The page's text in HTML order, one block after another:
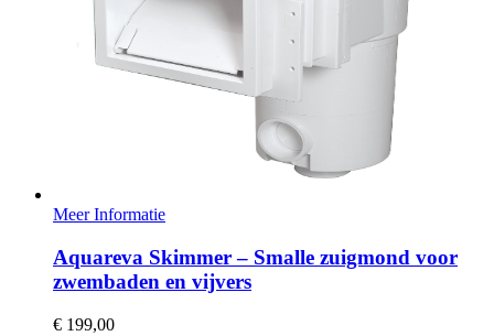
Meer Informatie
Aquareva Skimmer – Smalle zuigmond voor
zwembaden en vijvers
€ 199,00